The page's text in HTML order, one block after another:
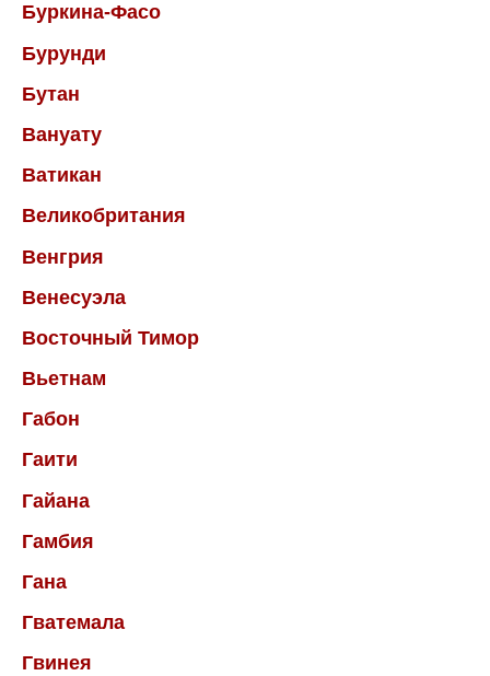
Буркина-Фасо
Бурунди
Бутан
Вануату
Ватикан
Великобритания
Венгрия
Венесуэла
Восточный Тимор
Вьетнам
Габон
Гаити
Гайана
Гамбия
Гана
Гватемала
Гвинея